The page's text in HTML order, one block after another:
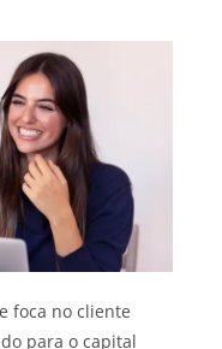
foca no cliente
para o capital